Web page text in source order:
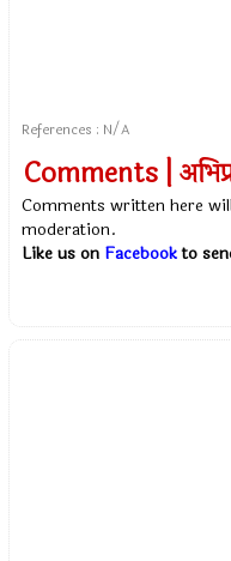
References : N/A
Comments |
Comments written here
moderation.
Like us on Facebookto